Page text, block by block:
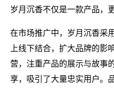
岁月沉香不仅是一款产品，
在市场推广中，岁月沉香采
上线下结合，扩大品牌的影
营，注重产品的展示与故事
享，吸引了大量忠实用户。